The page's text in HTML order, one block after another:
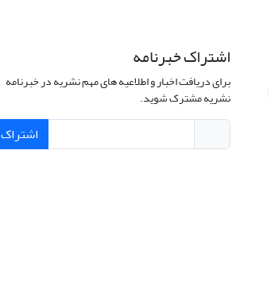
اشتراک خبرنامه
برای دریافت اخبار و اطلاعیه های مهم نشریه در خبرنامه
نشریه مشترک شوید.
اشتراک